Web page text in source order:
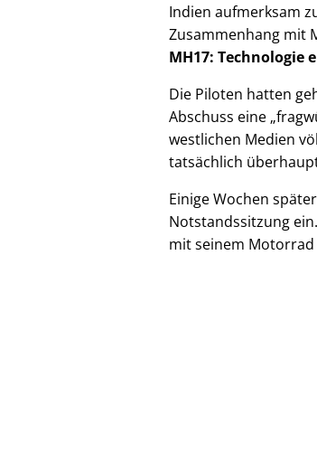
Indien aufmerksam
Zusammenhang mit
MH17: Technologie
Die Piloten hatten
Abschuss eine
westlichen Medien
tatsächlich
Einige Wochen
Notstandssitzung
mit seinem